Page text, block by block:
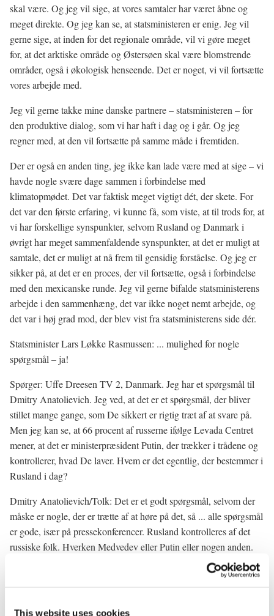
This website uses cookies
skal være. Og jeg vil sige, at vores samtaler har været åbne og
meget direkte. Og jeg kan se, at statsministeren er enig. Jeg vil
gerne sige, at inden for det regionale område, vil vi gøre meget
for, at det arktiske område og Østersøen skal være blomstrende
områder, også i økologisk henseende. Det er noget, vi vil fortsætte
vores arbejde med.
Jeg vil gerne takke mine danske partnere – statsministeren – for
den produktive dialog, som vi har haft i dag og i går. Og jeg
regner med, at den vil fortsætte på samme måde i fremtiden.
Der er også en anden ting, jeg ikke kan lade være med at sige – vi
havde nogle svære dage sammen i forbindelse med
klimatopmødet. Det var faktisk meget vigtigt dét, der skete. For
det var den første erfaring, vi kunne få, som viste, at til trods for, at
vi har forskellige synspunkter, selvom Rusland og Danmark i
øvrigt har meget sammenfaldende synspunkter, at det er muligt at
samtale, det er muligt at nå frem til gensidig forståelse. Og jeg er
sikker på, at det er en proces, der vil fortsætte, også i forbindelse
med den mexicanske runde. Jeg vil gerne bifalde statsministerens
arbejde i den sammenhæng, det var ikke noget nemt arbejde, og
det var i høj grad mod, der blev vist fra statsministerens side dér.
Statsminister Lars Løkke Rasmussen: ... mulighed for nogle
spørgsmål – ja!
Spørger: Uffe Dreesen TV 2, Danmark. Jeg har et spørgsmål til
Dmitry Anatolievich. Jeg ved, at det er et spørgsmål, der bliver
stillet mange gange, som De sikkert er rigtig træt af at svare på.
Men jeg kan se, at 66 procent af russerne ifølge Levada Centret
mener, at det er ministerpræsident Putin, der trækker i trådene og
kontrollerer, hvad De laver. Hvem er det egentlig, der bestemmer i
Rusland i dag?
Dmitry Anatolievich/Tolk: Det er et godt spørgsmål, selvom der
måske er nogle, der er trætte af at høre på det, så ... alle spørgsmål
er gode, især på pressekonferencer. Rusland kontrolleres af det
russiske folk. Hverken Medvedev eller Putin eller nogen anden.
Det er det første, jeg vil sige. Det andet, jeg vil sige er, at hvis vi
skal tale om fordeling af kompetencerne, så har jeg flere gange talt
forfatning, så er det præsidenten, der udnævner premierministeren